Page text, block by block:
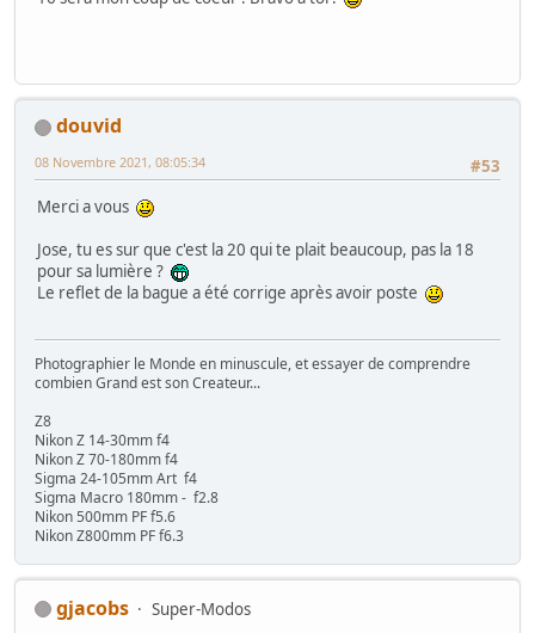
douvid
#53
08 Novembre 2021, 08:05:34
Merci a vous
Jose, tu es sur que c'est la 20 qui te plait beaucoup, pas la 18
pour sa lumière ?
Le reflet de la bague a été corrige après avoir poste
Photographier le Monde en minuscule, et essayer de comprendre
combien Grand est son Createur...
Z8
Nikon Z 14-30mm f4
Nikon Z 70-180mm f4
Sigma 24-105mm Art f4
Sigma Macro 180mm - f2.8
Nikon 500mm PF f5.6
Nikon Z800mm PF f6.3
gjacobs
Super-Modos